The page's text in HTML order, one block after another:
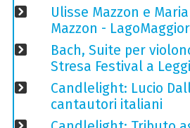
Ulisse Mazzon e
Mazzon -
Bach, Suite per
Stresa Festival a
Candlelight: Lucio
cantautori italiani